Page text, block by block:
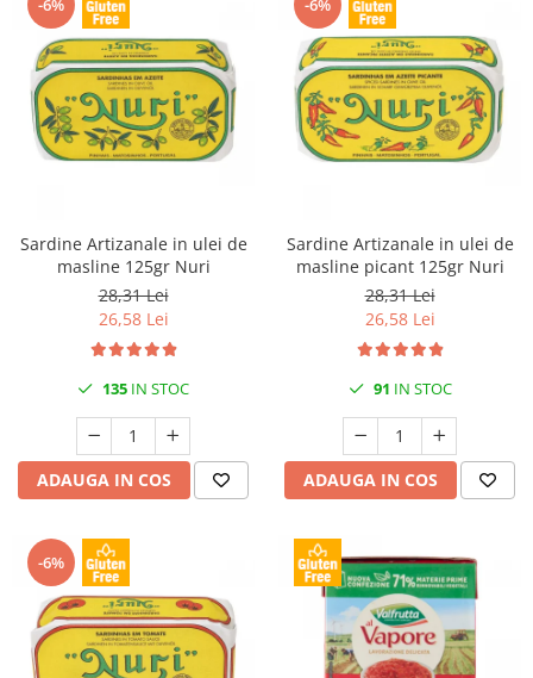
-6%
Sardine Artizanale in ulei de
masline 125gr Nuri
28,31 Lei
26,58 Lei
135 IN STOC
ADAUGA IN COS
-6%
Sardine Artizanale in ulei de
masline picant 125gr Nuri
28,31 Lei
26,58 Lei
91 IN STOC
ADAUGA IN COS
-6%